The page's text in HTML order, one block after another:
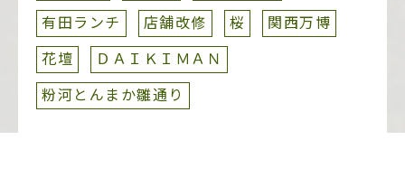
有田ランチ
店舗改修 桜
関西万博
花壇
ＤＡＩＫＩＭＡＮ
粉河とんまか雛通り